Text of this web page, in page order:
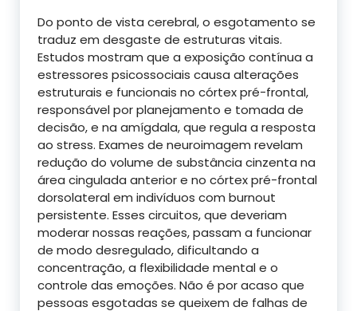
Do ponto de vista cerebral, o esgotamento se
traduz em desgaste de estruturas vitais.
Estudos mostram que a exposição contínua a
estressores psicossociais causa alterações
estruturais e funcionais no córtex pré-frontal,
responsável por planejamento e tomada de
decisão, e na amígdala, que regula a resposta
ao stress. Exames de neuroimagem revelam
redução do volume de substância cinzenta na
área cingulada anterior e no córtex pré-frontal
dorsolateral em indivíduos com burnout
persistente. Esses circuitos, que deveriam
moderar nossas reações, passam a funcionar
de modo desregulado, dificultando a
concentração, a flexibilidade mental e o
controle das emoções. Não é por acaso que
pessoas esgotadas se queixem de falhas de